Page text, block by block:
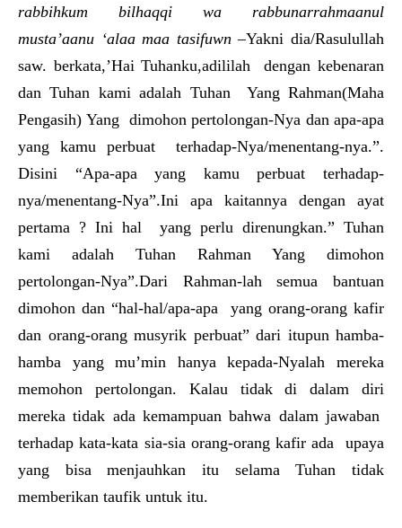
rabbihkum bilhaqqi wa rabbunarrahmaanul
musta’aanu ‘alaa maa tasifuwn –Yakni dia/Rasulullah
saw. berkata,’Hai Tuhanku,adililah dengan kebenaran
dan Tuhan kami adalah Tuhan Yang Rahman(Maha
Pengasih) Yang dimohon pertolongan-Nya dan apa-apa
yang kamu perbuat terhadap-Nya/menentang-nya.”.
Disini “Apa-apa yang kamu perbuat terhadap-
nya/menentang-Nya”.Ini apa kaitannya dengan ayat
pertama ? Ini hal yang perlu direnungkan.” Tuhan
kami adalah Tuhan Rahman Yang dimohon
pertolongan-Nya”.Dari Rahman-lah semua bantuan
dimohon dan “hal-hal/apa-apa yang orang-orang kafir
dan orang-orang musyrik perbuat” dari itupun hamba-
hamba yang mu’min hanya kepada-Nyalah mereka
memohon pertolongan. Kalau tidak di dalam diri
mereka tidak ada kemampuan bahwa dalam jawaban
terhadap kata-kata sia-sia orang-orang kafir ada upaya
yang bisa menjauhkan itu selama Tuhan tidak
memberikan taufik untuk itu.